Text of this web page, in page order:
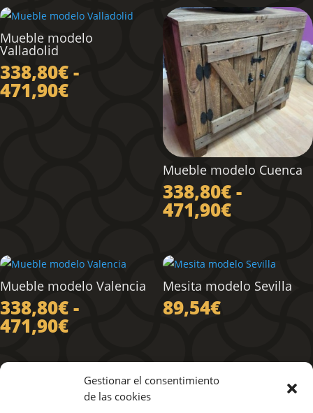
Gestionar el consentimiento
de las cookies
Mueble modelo
Valladolid
338,80€-
471,90€Rango
Mueble modelo Cuenca
338,80€-
471,90€Rango
desde
338,80€
Mueble modelo Valencia
338,80€-
471,90€Rango
precios:
desde
338,80€
Mesita modelo Sevilla
89,54€